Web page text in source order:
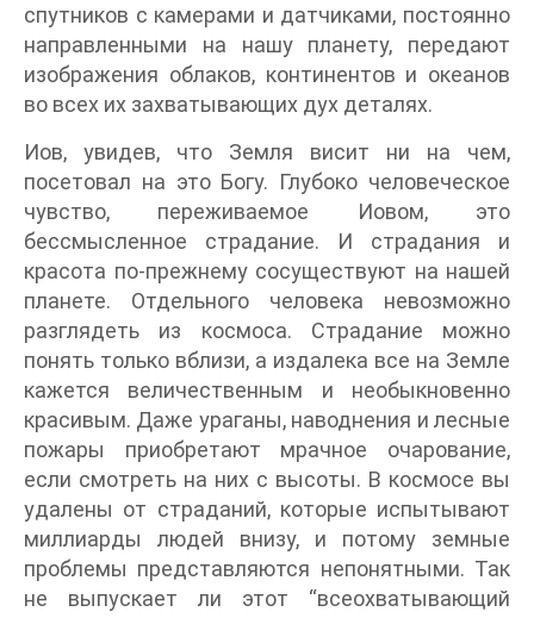
спутников с камерами и датчиками, постоянно
направленными на нашу планету, передают
изображения облаков, континентов и океанов
во всех их захватывающих дух деталях.
Иов, увидев, что Земля висит ни на чем,
посетовал на это Богу. Глубоко человеческое
чувство, переживаемое Иовом, это
бессмысленное страдание. И страдания и
красота по‐прежнему сосуществуют на нашей
планете. Отдельного человека невозможно
разглядеть из космоса. Страдание можно
понять только вблизи, а издалека все на Земле
кажется величественным и необыкновенно
красивым. Даже ураганы, наводнения и лесные
пожары приобретают мрачное очарование,
если смотреть на них с высоты. В космосе вы
удалены от страданий, которые испытывают
миллиарды людей внизу, и потому земные
проблемы представляются непонятными. Так
не выпускает ли этот “всеохватывающий